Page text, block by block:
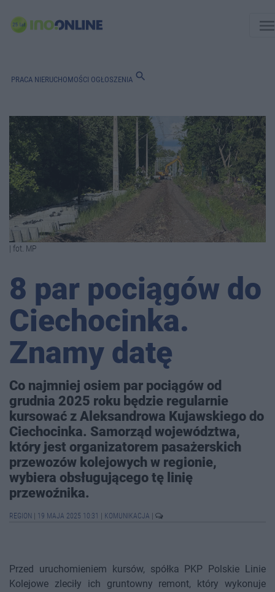
PRACA NIERUCHOMOŚCI OGŁOSZENIA search
| fot. MP
8 par pociągów do
Ciechocinka.
Znamy datę
Co najmniej osiem par pociągów od
grudnia 2025 roku będzie regularnie
kursować z Aleksandrowa Kujawskiego do
Ciechocinka. Samorząd województwa,
który jest organizatorem pasażerskich
przewozów kolejowych w regionie,
wybiera obsługującego tę linię
przewoźnika.
REGION 19 MAJA 2025 10:31 KOMUNIKACJA
Przed uruchomieniem kursów, spółka PKP Polskie Linie
Kolejowe zleciły ich gruntowny remont, który wykonuje